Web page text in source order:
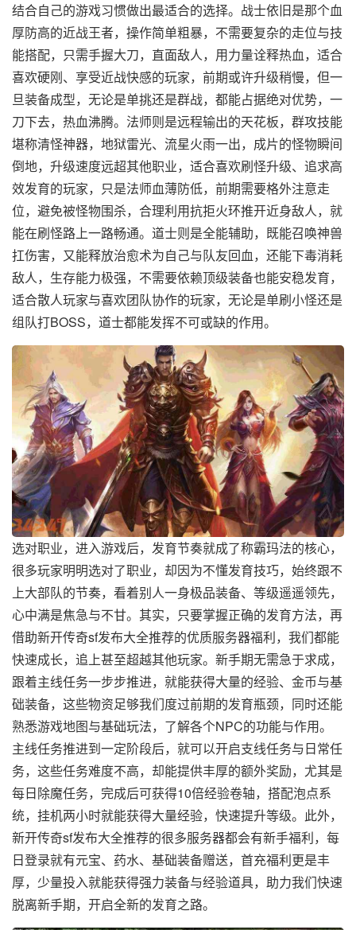
结合自己的游戏习惯做出最适合的选择。战士依旧是那个血
厚防高的近战王者，操作简单粗暴，不需要复杂的走位与技
能搭配，只需手握大刀，直面敌人，用力量诠释热血，适合
喜欢硬刚、享受近战快感的玩家，前期或许升级稍慢，但一
旦装备成型，无论是单挑还是群战，都能占据绝对优势，一
刀下去，热血沸腾。法师则是远程输出的天花板，群攻技能
堪称清怪神器，地狱雷光、流星火雨一出，成片的怪物瞬间
倒地，升级速度远超其他职业，适合喜欢刷怪升级、追求高
效发育的玩家，只是法师血薄防低，前期需要格外注意走
位，避免被怪物围杀，合理利用抗拒火环推开近身敌人，就
能在刷怪路上一路畅通。道士则是全能辅助，既能召唤神兽
扛伤害，又能释放治愈术为自己与队友回血，还能下毒消耗
敌人，生存能力极强，不需要依赖顶级装备也能安稳发育，
适合散人玩家与喜欢团队协作的玩家，无论是单刷小怪还是
组队打BOSS，道士都能发挥不可或缺的作用。
选对职业，进入游戏后，发育节奏就成了称霸玛法的核心，
很多玩家明明选对了职业，却因为不懂发育技巧，始终跟不
上大部队的节奏，看着别人一身极品装备、等级遥遥领先，
心中满是焦急与不甘。其实，只要掌握正确的发育方法，再
借助新开传奇sf发布大全推荐的优质服务器福利，我们都能
快速成长，追上甚至超越其他玩家。新手期无需急于求成，
跟着主线任务一步步推进，就能获得大量的经验、金币与基
础装备，这些物资足够我们度过前期的发育瓶颈，同时还能
熟悉游戏地图与基础玩法，了解各个NPC的功能与作用。
主线任务推进到一定阶段后，就可以开启支线任务与日常任
务，这些任务难度不高，却能提供丰厚的额外奖励，尤其是
每日除魔任务，完成后可获得10倍经验卷轴，搭配泡点系
统，挂机两小时就能获得大量经验，快速提升等级。此外，
新开传奇sf发布大全推荐的很多服务器都会有新手福利，每
日登录就有元宝、药水、基础装备赠送，首充福利更是丰
厚，少量投入就能获得强力装备与经验道具，助力我们快速
脱离新手期，开启全新的发育之路。